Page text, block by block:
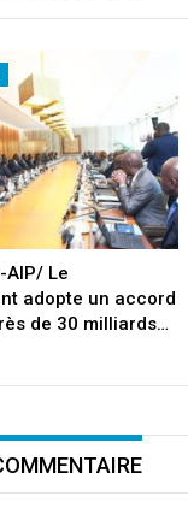
AIP/ Le
adopte un accord
de 30 milliards…